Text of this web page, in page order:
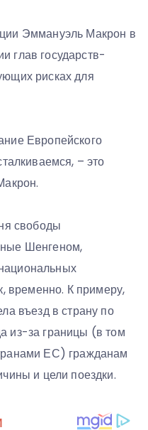
Эммануэль Макрон в
глав государств-
рисках для
Европейского
– это
свободы
Шенгеном,
временно. К примеру,
въезд в страну по
из-за границы (в том
ЕС) гражданам
и цели поездки.